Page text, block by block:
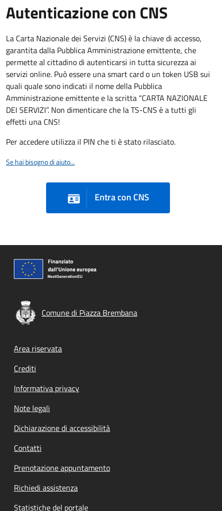
Autenticazione con CNS
La Carta Nazionale dei Servizi (CNS) è la chiave di accesso,
garantita dalla Pubblica Amministrazione emittente, che
permette al cittadino di autenticarsi in tutta sicurezza ai
servizi online. Può essere una smart card o un token USB sui
quali quale sono indicati il nome della Pubblica
Amministrazione emittente e la scritta “CARTA NAZIONALE
DEI SERVIZI”. Non dimenticare che la TS-CNS è a tutti gli
effetti una CNS!
Per accedere utilizza il PIN che ti è stato rilasciato.
Se hai bisogno di aiuto...
Entra con CNS
Comune di Piazza Brembana
Footer menu
Area riservata
Crediti
Informativa privacy
Note legali
Dichiarazione di accessibilità
Contatti
Prenotazione appuntamento
Richiedi assistenza
Statistiche del portale